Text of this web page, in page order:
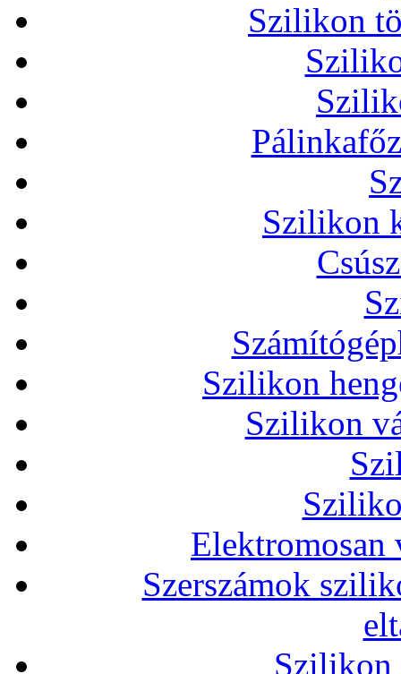
Szilikon
Szilikon
Szilikon
Szilikon
Elektromosan
Szerszámok
Szilikon